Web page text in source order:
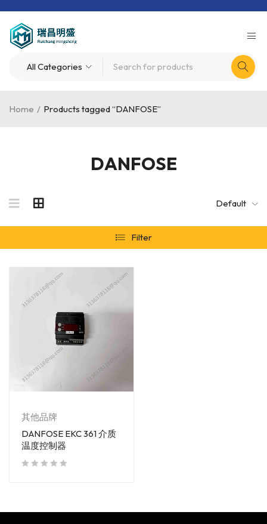
DANFOSE
Home / Products tagged “DANFOSE”
Default
Filter
其他品牌
DANFOSE EKC 361 介质
温度控制器